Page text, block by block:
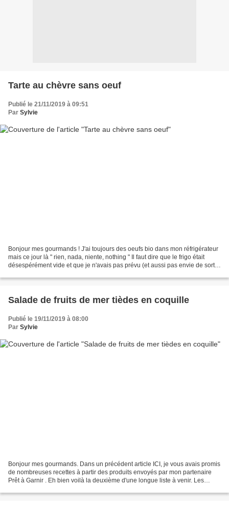
Tarte au chèvre sans oeuf
Publié le 21/11/2019 à 09:51
Par Sylvie
Bonjour mes gourmands ! J'ai toujours des oeufs bio dans mon réfrigérateur
mais ce jour là " rien, nada, niente, nothing " Il faut dire que le frigo était
désespérément vide et que je n'avais pas prévu (et aussi pas envie de sortir)
Salade de fruits de mer tièdes en coquille
Publié le 19/11/2019 à 08:00
Par Sylvie
Bonjour mes gourmands. Dans un précédent article ICI, je vous avais promis
de nombreuses recettes à partir des produits envoyés par mon partenaire
Prêt à Garnir . Eh bien voilà la deuxième d'une longue liste à venir. Les